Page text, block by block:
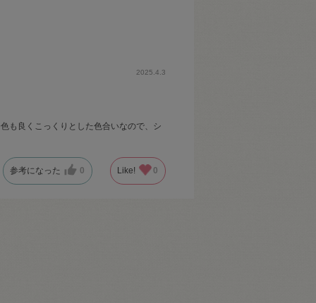
2025.4.3
も良くこっくりとした色合いなので、シ
参考になった 0 Like! 0